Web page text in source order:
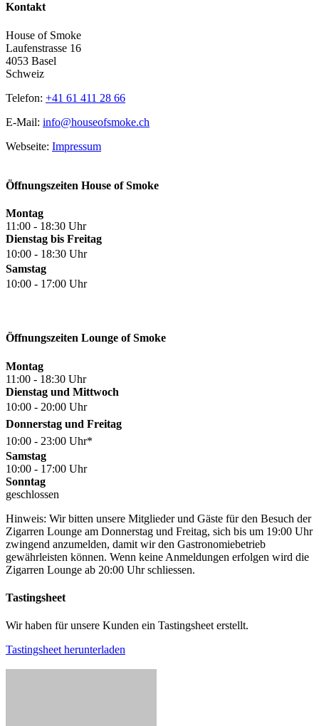
Kontakt
House of Smoke
Laufenstrasse 16
4053 Basel
Schweiz
Telefon: +41 61 411 28 66
E-Mail: info@houseofsmoke.ch
Webseite: Impressum
Öffnungszeiten House of Smoke
Montag
11:00 - 18:30 Uhr
Dienstag bis Freitag
10:00 - 18:30 Uhr
Samstag
10:00 - 17:00 Uhr
Öffnungszeiten Lounge of Smoke
Montag
11:00 - 18:30 Uhr
Dienstag und Mittwoch
10:00 - 20:00 Uhr
Donnerstag und Freitag
10:00 - 23:00 Uhr*
Samstag
10:00 - 17:00 Uhr
Sonntag
geschlossen
Hinweis: Wir bitten unsere Mitglieder und Gäste für den Besuch der
Zigarren Lounge am Donnerstag und Freitag, sich bis um 19:00 Uhr
zwingend anzumelden, damit wir den Gastronomiebetrieb
gewährleisten können. Wenn keine Anmeldungen erfolgen wird die
Zigarren Lounge ab 20:00 Uhr schliessen.
Tastingsheet
Wir haben für unsere Kunden ein Tastingsheet erstellt.
Tastingsheet herunterladen